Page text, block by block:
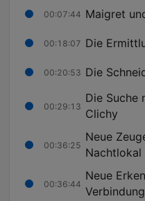
00:07:44 Maigret
00:18:07 Die
00:20:53 Die
00:29:13
Die Suche
Clichy
00:36:25
Neue
Nachtlokal
00:36:44
Neue